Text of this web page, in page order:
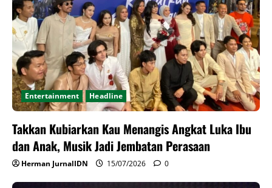
Entertainment Headline
Takkan Kubiarkan Kau Menangis Angkat Luka Ibu
dan Anak, Musik Jadi Jembatan Perasaan
Herman JurnalIDN 15/07/2026 0